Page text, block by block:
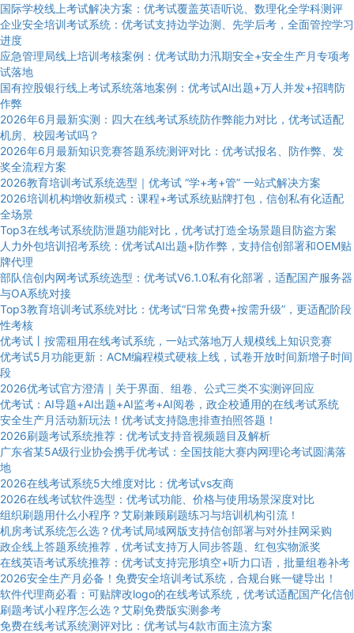
国际学校线上考试解决方案：优考试覆盖英语听说、数理化全学科测评
企业安全培训考试系统：优考试支持边学边测、先学后考，全面管控学习
进度
应急管理局线上培训考核案例：优考试助力汛期安全+安全生产月专项考
试落地
国有控股银行线上考试系统落地案例：优考试AI出题+万人并发+招聘防
作弊
2026年6月最新实测：四大在线考试系统防作弊能力对比，优考试适配
机房、校园考试吗？
2026年6月最新知识竞赛答题系统测评对比：优考试报名、防作弊、发
奖全流程方案
2026教育培训考试系统选型｜优考试 “学+考+管” 一站式解决方案
2026培训机构增收新模式：课程+考试系统贴牌打包，信创私有化适配
全场景
Top3在线考试系统防泄题功能对比，优考试打造全场景题目防盗方案
人力外包培训招考系统：优考试AI出题+防作弊，支持信创部署和OEM贴
牌代理
部队信创内网考试系统选型：优考试V6.1.0私有化部署，适配国产服务器
与OA系统对接
Top3教育培训考试系统对比：优考试“日常免费+按需升级”，更适配阶段
性考核
优考试丨按需租用在线考试系统，一站式落地万人规模线上知识竞赛
优考试5月功能更新：ACM编程模式硬核上线，试卷开放时间新增子时间
段
2026优考试官方澄清｜关于界面、组卷、公式三类不实测评回应
优考试：AI导题+AI出题+AI监考+AI阅卷，政企校通用的在线考试系统
安全生产月活动新玩法！优考试支持隐患排查拍照答题！
2026刷题考试系统推荐：优考试支持音视频题目及解析
广东省某5A级行业协会携手优考试：全国技能大赛内网理论考试圆满落
地
2026在线考试系统5大维度对比：优考试vs友商
2026在线考试软件选型：优考试功能、价格与使用场景深度对比
组织刷题用什么小程序？艾刷兼顾刷题练习与培训机构引流！
机房考试系统怎么选？优考试局域网版支持信创部署与对外挂网采购
政企线上答题系统推荐，优考试支持万人同步答题、红包实物派奖
在线英语考试系统推荐：优考试支持完形填空+听力口语，批量组卷补考
2026安全生产月必备！免费安全培训考试系统，合规台账一键导出！
软件代理商必看：可贴牌改logo的在线考试系统，优考试适配国产化信创
刷题考试小程序怎么选？艾刷免费版实测参考
免费在线考试系统测评对比：优考试与4款市面主流方案